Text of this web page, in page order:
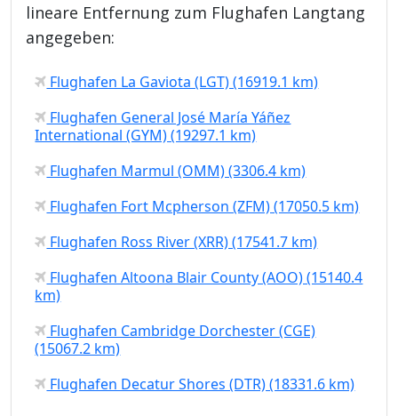
lineare Entfernung zum Flughafen Langtang
angegeben:
Flughafen La Gaviota (LGT) (16919.1 km)
Flughafen General José María Yáñez
International (GYM) (19297.1 km)
Flughafen Marmul (OMM) (3306.4 km)
Flughafen Fort Mcpherson (ZFM) (17050.5 km)
Flughafen Ross River (XRR) (17541.7 km)
Flughafen Altoona Blair County (AOO) (15140.4
km)
Flughafen Cambridge Dorchester (CGE)
(15067.2 km)
Flughafen Decatur Shores (DTR) (18331.6 km)